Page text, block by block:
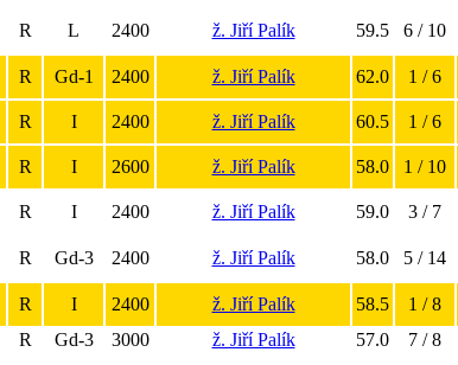
R L 2400 ž. Jiří Palík 59.5 6 / 10
R Gd-1 2400 ž. Jiří Palík 62.0 1 / 6
R I 2400 ž. Jiří Palík 60.5 1 / 6
R I 2600 ž. Jiří Palík 58.0 1 / 10
R I 2400 ž. Jiří Palík 59.0 3 / 7
R Gd-3 2400 ž. Jiří Palík 58.0 5 / 14
R I 2400 ž. Jiří Palík 58.5 1 / 8
R Gd-3 3000 ž. Jiří Palík 57.0 7 / 8